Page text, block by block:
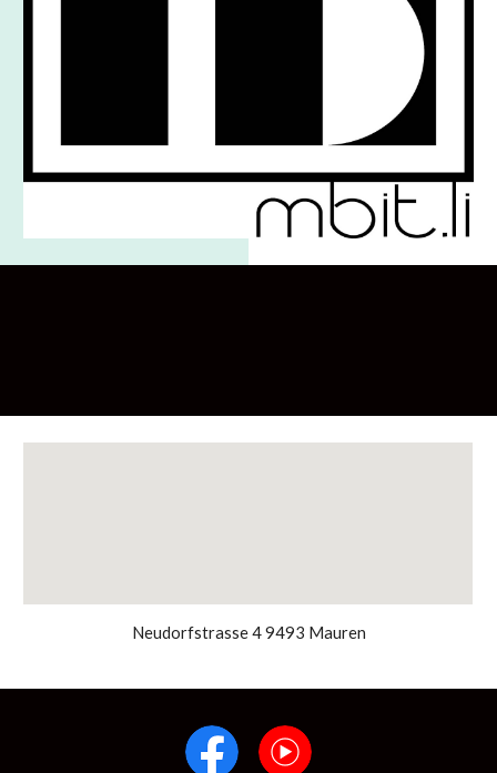
Neudorfstrasse 4 9493 Mauren